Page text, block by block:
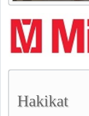
Hakikat